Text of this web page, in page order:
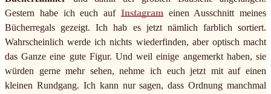
Gestern habe ich euch auf Instagrameinen Ausschnitt meines
Bücherregals gezeigt. Ich hab es jetzt nämlich farblich sortiert.
Wahrscheinlich werde ich nichts wiederfinden, aber optisch macht
das Ganze eine gute Figur. Und weil einige angemerkt haben, sie
würden gerne mehr sehen, nehme ich euch jetzt mit auf einen
kleinen Rundgang. Ich kann nur sagen, dass Ordnung manchmal